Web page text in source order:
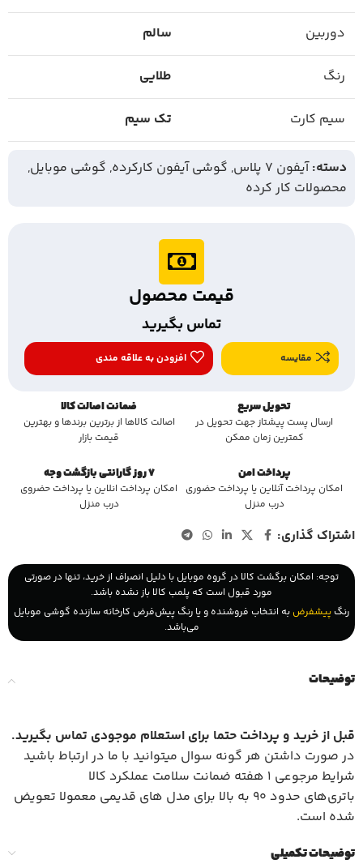
دوربین سالم
رنگ طلایی
سیم کارت تک سیم
دسته: آیفون 7 پلاس , گوشی آیفون کارکرده, گوشی موبایل,
محصولات کار کرده
قیمت محصول
تماس بگیرید
مقایسه افزودن به علاقه مندی
تحویل سریع
ارسال پست پیشتاز جهت تحویل در
کمترین زمان ممکن
ضمانت اصالت کالا
اصالت کالاها از برترین برندها و بهترین
قیمت بازار
پرداخت امن
امکان پرداخت آنلاین یا پرداخت حضوری
درب منزل
7 روز گارانتی بازگشت وجه
امکان پرداخت انلاین یا پرداخت حضروی
درب منزل
اشتراک گذاری:
توجه: امکان برگشت کالا در گروه موبایل با دلیل انصراف از خرید، تنها در صورتی
مورد قبول است که پلمب کالا باز نشده باشد.
رنگ پیشفرض به انتخاب فروشنده و یا رنگ پیش‌فرض کارخانه سازنده گوشی موبایل
می‌باشد.
توضیحات
قبل از خرید و پرداخت حتما برای استعلام موجودی تماس بگیرید.
در صورت داشتن هر گونه سوال میتوانید با ما در ارتباط باشید
شرایط مرجوعی 1 هفته ضمانت سلامت عملکرد کالا
باتری‌های حدود ۹۰ به بالا برای مدل های قدیمی معمولا تعویض
شده است.
توضیحات تکمیلی